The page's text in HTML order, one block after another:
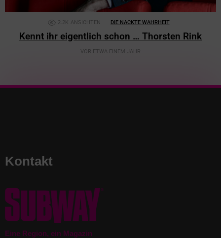
2.2K ANSICHTEN DIE NACKTE WAHRHEIT
Kennt ihr eigentlich schon … Thorsten Rink
VOR ETWA EINEM JAHR
Kontakt
Eine Region, ein Magazin